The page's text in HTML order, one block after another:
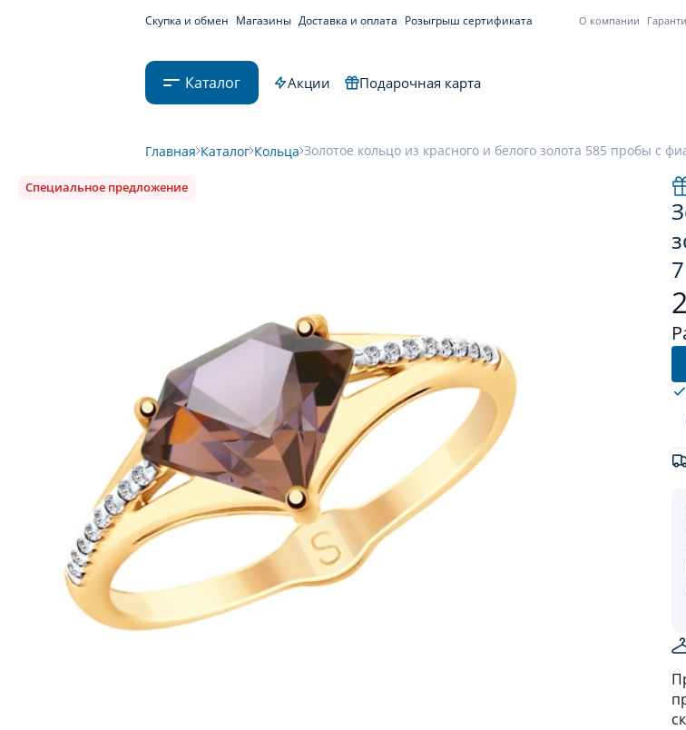
Скупка и обмен Магазины Доставка и оплата Розыгрыш сертификата О компании
Каталог Акции Подарочная карта
Главная Каталог Кольца Золотое кольцо из красного и белого золота 585 пробы с
Специальное предложение